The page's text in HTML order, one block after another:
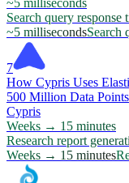
~5 milliseconds
Search query response
~5 millisecondsSearch
7
How Cypris Uses
500 Million Data Points
Cypris
Weeks → 15 minutes
Research report
Weeks → 15 minutes